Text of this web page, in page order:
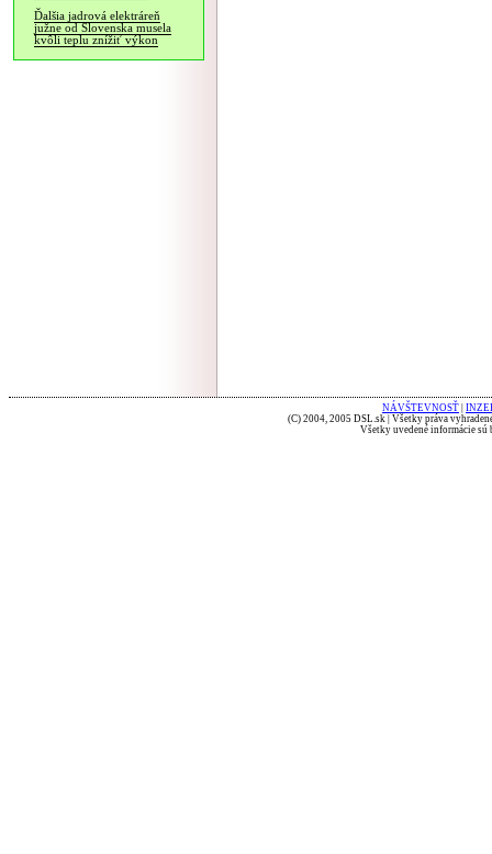
Ďalšia jadrová elektráreň
južne od Slovenska musela
kvôli teplu znížiť výkon
NÁVŠTEVNOSŤ
(C) 2004, 2005 DSL.sk | Všetky práva
Všetky uvedené informácie sú